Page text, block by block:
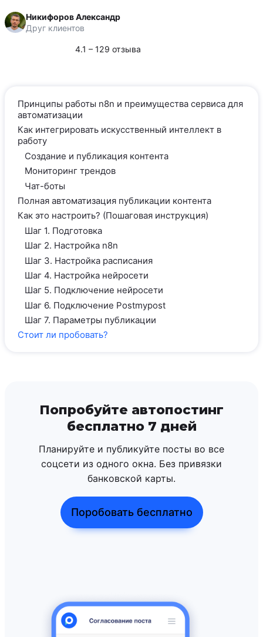
Никифоров Александр
Друг клиентов
4.1 – 129 отзыва
Принципы работы n8n и преимущества сервиса для
автоматизации
Как интегрировать искусственный интеллект в
работу
Создание и публикация контента
Мониторинг трендов
Чат-боты
Полная автоматизация публикации контента
Как это настроить? (Пошаговая инструкция)
Шаг 1. Подготовка
Шаг 2. Настройка n8n
Шаг 3. Настройка расписания
Шаг 4. Настройка нейросети
Шаг 5. Подключение нейросети
Шаг 6. Подключение Postmypost
Шаг 7. Параметры публикации
Стоит ли пробовать?
Попробуйте автопостинг
бесплатно 7 дней
Планируйте и публикуйте посты во все
соцсети из одного окна. Без привязки
банковской карты.
Поробовать бесплатно